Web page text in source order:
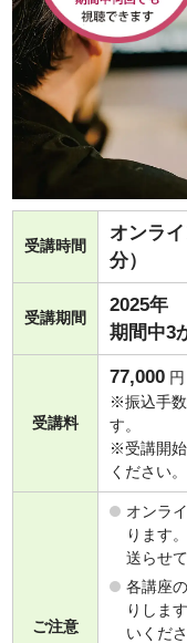
受講時間
オンラ
分）
受講期間
2025年
期間中3
受講料
77,000 円
※振込手数
す。
※受講開
ください。
ご注意
オンラ
ります
送らせ
各講座
りしま
いくださ